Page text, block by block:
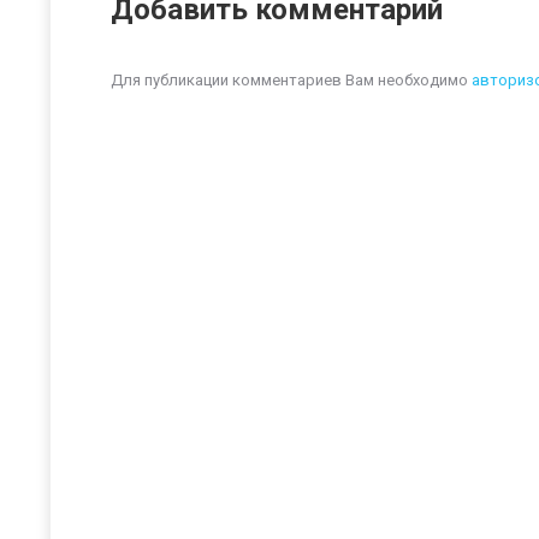
Добавить комментарий
Для публикации комментариев Вам необходимо